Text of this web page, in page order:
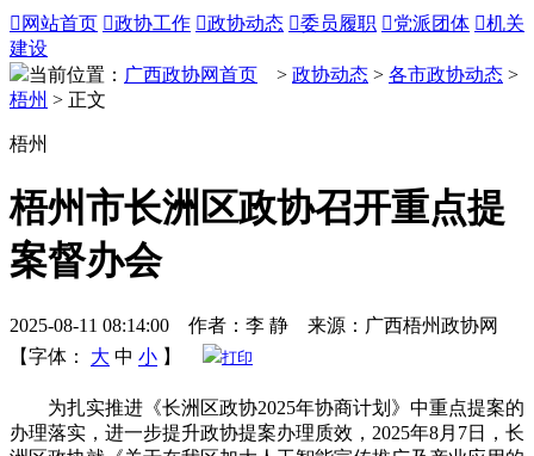
 网站首页 政协工作 政协动态 委员履职 党派团体 机关
建设
当前位置： 广西政协网首页 > 政协动态 > 各市政协动态 >
梧州 > 正文
梧州
梧州市长洲区政协召开重点提
案督办会
2025-08-11 08:14:00 作者：李 静 来源：广西梧州政协网
【字体：
大 中 小 】 打印
为扎实推进《长洲区政协2025年协商计划》中重点提案的
办理落实，进一步提升政协提案办理质效，2025年8月7日，长